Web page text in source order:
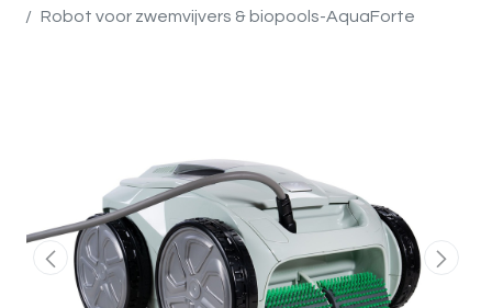
Robot voor zwemvijvers & biopools-AquaForte